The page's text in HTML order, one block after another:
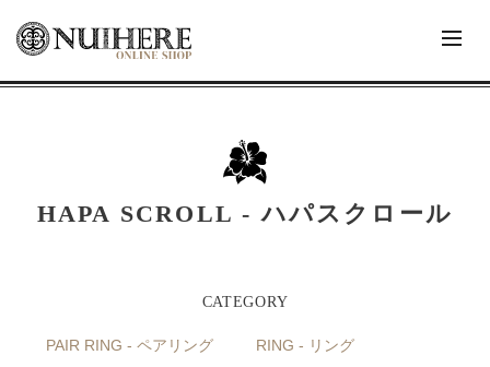
HAPA SCROLL - ハパスクロール
PAIR RING - ペアリング RING - リング